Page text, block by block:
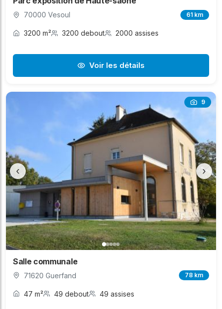
70000 Vesoul 61 km
3200 m² 3200 debout 2000 assises
Voir les détails
9
‹ ›
Salle communale
71620 Guerfand 78 km
47 m² 49 debout 49 assises